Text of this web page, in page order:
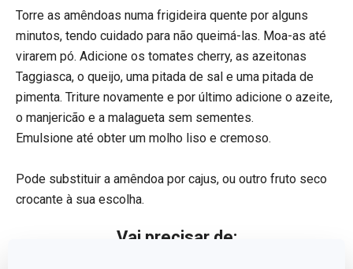
Torre as amêndoas numa frigideira quente por alguns
minutos, tendo cuidado para não queimá-las. Moa-as até
virarem pó. Adicione os tomates cherry, as azeitonas
Taggiasca, o queijo, uma pitada de sal e uma pitada de
pimenta. Triture novamente e por último adicione o azeite,
o manjericão e a malagueta sem sementes.
Emulsione até obter um molho liso e cremoso.
Pode substituir a amêndoa por cajus, ou outro fruto seco
crocante à sua escolha.
Vai precisar de: